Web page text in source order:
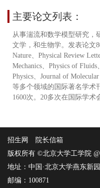
主要论文列表：
从事湍流和数学模型研究，
文学，和生物学。发表论文
Nature、Physical Review
Mechanics、Physics of
Physics、Journal of
等多个领域的国际著名学术
1600次。20多次在国际学术
招生网
院长信箱
版权所有 ©北京大学工学院
地址：中国·北京大学燕东新园
邮编：100871